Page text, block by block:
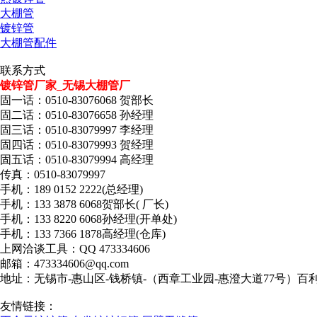
大棚管
镀锌管
大棚管配件
联系方式
镀锌管厂家_无锡大棚管厂
固一话：0510-83076068 贺部长
固二话：0510-83076658 孙经理
固三话：0510-83079997 李经理
固四话：0510-83079993 贺经理
固五话：0510-83079994 高经理
传真：0510-83079997
手机：189 0152 2222(总经理)
手机：133 3878 6068贺部长( 厂长)
手机：133 8220 6068孙经理(开单处)
手机：133 7366 1878高经理(仓库)
上网洽谈工具：QQ 473334606
邮箱：473334606@qq.com
地址：无锡市-惠山区-钱桥镇-（西章工业园-惠澄大道77号）百
友情链接：